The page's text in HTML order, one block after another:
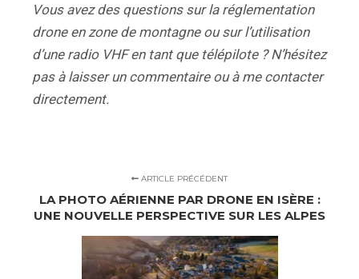
Vous avez des questions sur la réglementation
drone en zone de montagne ou sur l’utilisation
d’une radio VHF en tant que télépilote ? N’hésitez
pas à laisser un commentaire ou à me contacter
directement.
ARTICLE PRÉCÉDENT
LA PHOTO AÉRIENNE PAR DRONE EN ISÈRE :
UNE NOUVELLE PERSPECTIVE SUR LES ALPES